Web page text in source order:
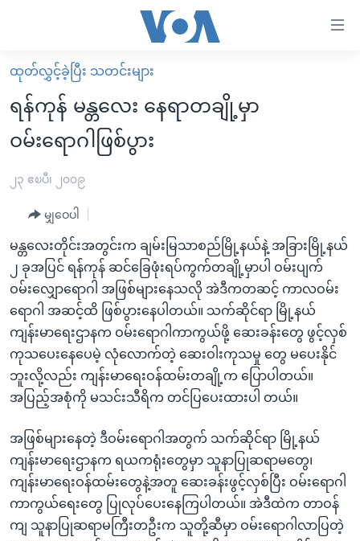
လွယ်ကူ
စေ
သည့်
များ
အကြောင်းအရာ
ကျော်
ပင်မ
ညွန်း
စာမျက်နှာ
ကျော်
ကြည့်
မူလစာမျက်နှာ
မြန်မာ
ကမ္ဘာ့သတင်းများ
နိုင်ငံတကာ
အစ္စရေး-ပါလက်စတိုင်း
ဗွီဒီယို
ရပ်ဝန်းတခု လမ်းတခု အလွန်
အင်္ဂလိပ်စာလေ့လာမယ်
အမေရိကန်သုံးအီဒီယံ
မကြေးမုံရဲ့ အင်္ဂလိပ်စာ
ရုပ်ရှင်ထဲက အင်္ဂလိပ်စာ
သုတပဒေသာ အင်္ဂလိပ်စာ
အပတ်စဉ်ကဏ္ဍများ
ရေဒီယို
တီဗွီ
ရေဒီယိုနှင့်ရုပ်သံ အချက်အလက်များ
ရေဒီယို/တီဗွီအစီအစဉ်
Learning English
ဗွီအိုအေ လူမှုကွန်ယက်များ
ဘာသာစကားများ
ထုတ်လွှင့်ခဲ့ပြီး သတင်းများ
ရန်ကုန် မန္တလေး နေရာတချို့မှာ
ဝမ်းရောဂါဖြစ်ပွား
၂၃ ဧၿပီ၊ ၂၀၀၉
မျှဝေပါ
မန္တလေးတိုင်းအတွင်းက ချမ်းမြသာစည်မြို့နယ်နဲ့ အခြားမြို့နယ်
၂ ခုအပြင် ရန်ကုန် ဆင်ခြေဖုံးရပ်ကွက်တချို့မှာပါ ဝမ်းပျက်
ဝမ်းလျှောရောဂါ အဖြစ်များနေသလို အဲဒီကတဆင့် ကာလဝမ်း
ရောဂါ အဆင့်ထိ ဖြစ်ပွားနေပါတယ်။ သက်ဆိုင်ရာ မြို့နယ်
ကျန်းမာရေးဌာနက ဝမ်းရောဂါကာကွယ်ဖို့ ဆေးခန်းတွေ ဖွင့်လှစ်
ကုသပေးနေပေမဲ့ လုံလောက်တဲ့ ဆေးဝါးကုသမှု တွေ မပေးနိုင်
ဘူးလို့လည်း ကျန်းမာရေးဝန်ထမ်းတချို့က ပြောပါတယ်။
အပြည့်အစုံကို မသင်းသီရိက တင်ပြပေးထားပါ တယ်။
အဖြစ်များနေတဲ့ ဒီဝမ်းရောဂါအတွက် သက်ဆိုင်ရာ မြို့နယ်
ကျန်းမာရေးဌာနက ရယကရုံးတွေမှာ သူနာပြုဆရာမတွေ၊
ကျန်းမာရေးဝန်ထမ်းတွေနဲ့အတူ ဆေးခန်းဖွင့်လှစ်ပြီး ဝမ်းရောဂါ
ကာကွယ်ရေးတွေ ပြုလုပ်ပေးနေကြပါတယ်။ အဲဒီထဲက တာဝန်
ကျ သူနာပြုဆရာမကြီးတဦးက သူတို့ဆီမှာ ဝမ်းရောဂါလာပြတဲ့